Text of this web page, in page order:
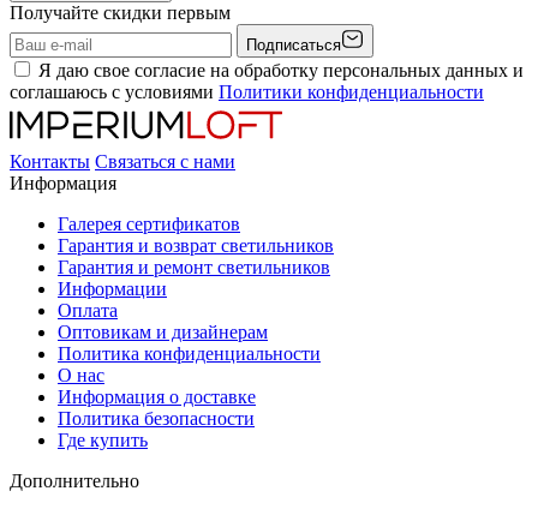
Получайте скидки первым
Подписаться
Я даю свое согласие на обработку персональных данных и
соглашаюсь с условиями Политики конфиденциальности
Контакты Связаться с нами
Информация
Галерея сертификатов
Гарантия и возврат светильников
Гарантия и ремонт светильников
Информации
Оплата
Оптовикам и дизайнерам
Политика конфиденциальности
О нас
Информация о доставке
Политика безопасности
Где купить
Дополнительно